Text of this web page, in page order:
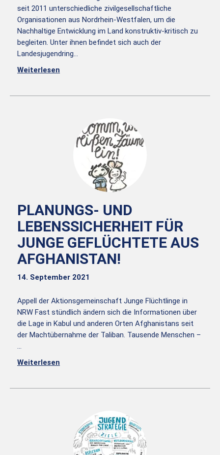
seit 2011 unterschiedliche zivilgesellschaftliche
Organisationen aus Nordrhein-Westfalen, um die
Nachhaltige Entwicklung im Land konstruktiv-kritisch zu
begleiten. Unter ihnen befindet sich auch der
Landesjugendring…
Weiterlesen
PLANUNGS- UND
LEBENSSICHERHEIT FÜR
JUNGE GEFLÜCHTETE AUS
AFGHANISTAN!
14. September 2021
Appell der Aktionsgemeinschaft Junge Flüchtlinge in
NRW Fast stündlich ändern sich die Informationen über
die Lage in Kabul und anderen Orten Afghanistans seit
der Machtübernahme der Taliban. Tausende Menschen –
…
Weiterlesen